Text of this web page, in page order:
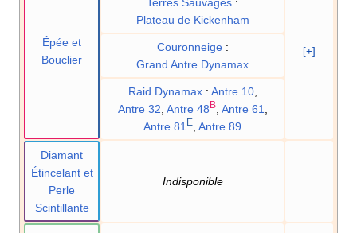
Épée et
Bouclier
[+]
Plateau de Kickenham
Couronneige :
Grand Antre Dynamax
Raid Dynamax : Antre 10,
Antre 32 Antre 48 B, Antre 61
Antre 81 E Antre 89
Diamant
Étincelant et
Perle
Scintillante
Indisponible